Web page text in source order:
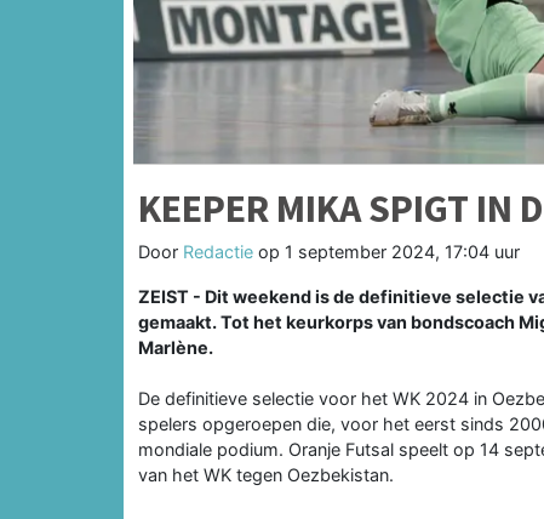
KEEPER MIKA SPIGT IN
Door Redactie op 1 september 2024, 17:04 uur
ZEIST - Dit weekend is de definitieve selectie
gemaakt. Tot het keurkorps van bondscoach
Marlène.
De definitieve selectie voor het WK 2024 in
spelers opgeroepen die, voor het eerst sinds
mondiale podium. Oranje Futsal speelt op 14
van het WK tegen Oezbekistan.